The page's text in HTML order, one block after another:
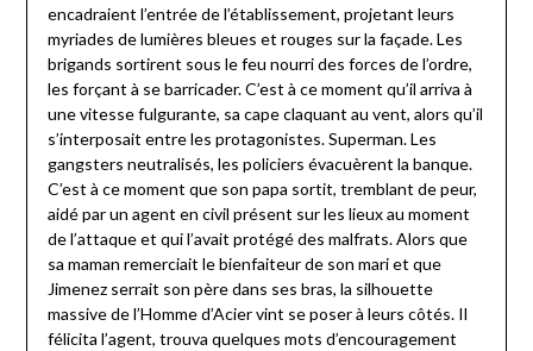
encadraient l’entrée de l’établissement, projetant leurs
myriades de lumières bleues et rouges sur la façade. Les
brigands sortirent sous le feu nourri des forces de l’ordre,
les forçant à se barricader. C’est à ce moment qu’il arriva à
une vitesse fulgurante, sa cape claquant au vent, alors qu’il
s’interposait entre les protagonistes. Superman. Les
gangsters neutralisés, les policiers évacuèrent la banque.
C’est à ce moment que son papa sortit, tremblant de peur,
aidé par un agent en civil présent sur les lieux au moment
de l’attaque et qui l’avait protégé des malfrats. Alors que
sa maman remerciait le bienfaiteur de son mari et que
Jimenez serrait son père dans ses bras, la silhouette
massive de l’Homme d’Acier vint se poser à leurs côtés. Il
félicita l’agent, trouva quelques mots d’encouragement